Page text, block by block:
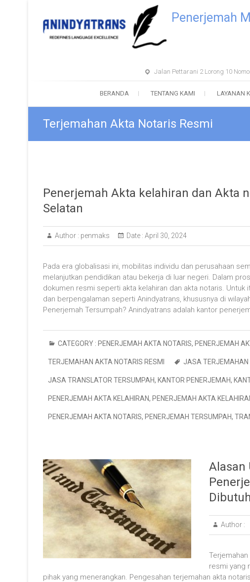
Penerjemah
Jalan Pettarani 2 Lorong 10
BERANDA TENTANG KAMI LAYANAN
Terjemahan Akta Notaris Resmi
Penerjemah Akta kelahiran dan Akta
Selatan
Author : penmaks Date : April 30, 2024
Pada era globalisasi ini, mobilitas individu dan perusahaan
melanjutkan pendidikan atau bekerja di luar negeri. Dalam
dokumen resmi seperti akta kelahiran dan akta notaris.
dan berpengalaman seperti Anindyatrans, khususnya di
Penerjemah Tersumpah? Anindyatrans adalah kantor
CATEGORY : PENERJEMAH AKTA NOTARIS, PENERJEMAH
TERJEMAHAN AKTA NOTARIS RESMI JASA TERJEMAHAN
JASA TRANSLATOR TERSUMPAH, KANTOR PENERJEMAH,
PENERJEMAH AKTA KELAHIRAN, PENERJEMAH AKTA
PENERJEMAH AKTA NOTARIS, PENERJEMAH TERSUMPAH,
Alasan
Author :
resmi yang
pihak yang menerangkan. Pengesahan terjemahan akta